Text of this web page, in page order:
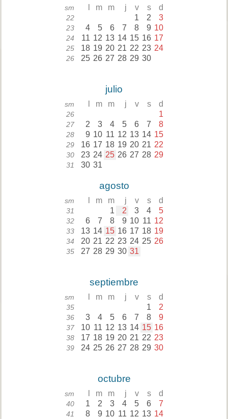
sm m m j v s d
22 1 2 3
23 4 5 6 7 8 9 10
24 11 12 13 14 15 16 17
25 18 19 20 21 22 23 24
26 25 26 27 28 29 30
julio
sm m m j v s d
26 1
27 2 3 4 5 6 7 8
28 9 10 11 12 13 14 15
29 16 17 18 19 20 21 22
30 23 24 25 26 27 28 29
31 30 31
agosto
sm m m j v s d
31 1 2 3 4 5
32 6 7 8 9 10 11 12
33 13 14 15 16 17 18 19
34 20 21 22 23 24 25 26
35 27 28 29 30 31
septiembre
sm m m j v s d
35 1 2
36 3 4 5 6 7 8 9
37 10 11 12 13 14 15 16
38 17 18 19 20 21 22 23
39 24 25 26 27 28 29 30
octubre
sm m m j v s d
40 1 2 3 4 5 6 7
41 8 9 10 11 12 13 14